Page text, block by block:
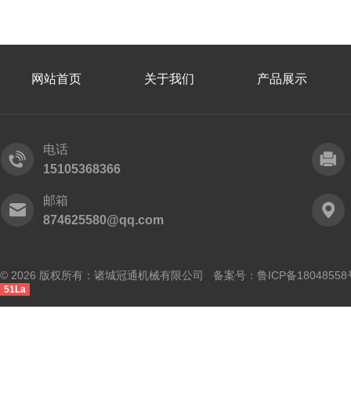
网站首页 关于我们 产品展示
电话
15105368366
邮箱
874625580@qq.com
© 2026 版权所有：诸城冠通机械有限公司 备案号： 鲁ICP备18048558
51La